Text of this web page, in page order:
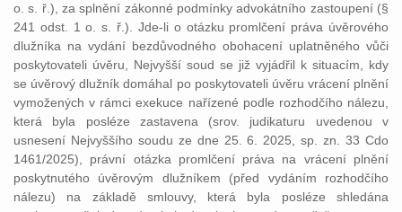
o. s. ř.), za splnění zákonné podmínky advokátního zastoupení (§
241 odst. 1 o. s. ř.). Jde-li o otázku promlčení práva úvěrového
dlužníka na vydání bezdůvodného obohacení uplatněného vůči
poskytovateli úvěru, Nejvyšší soud se již vyjádřil k situacím, kdy
se úvěrový dlužník domáhal po poskytovateli úvěru vrácení plnění
vymožených v rámci exekuce nařízené podle rozhodčího nálezu,
která byla posléze zastavena (srov. judikaturu uvedenou v
usnesení Nejvyššího soudu ze dne 25. 6. 2025, sp. zn. 33 Cdo
1461/2025), právní otázka promlčení práva na vrácení plnění
poskytnutého úvěrovým dlužníkem (před vydáním rozhodčího
nálezu) na základě smlouvy, která byla posléze shledána